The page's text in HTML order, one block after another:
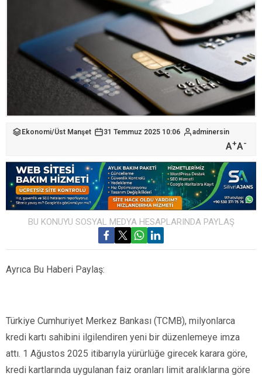
Ekonomi/Üst Manşet 31 Temmuz 2025 10:06 adminersin
A+A-
BU KONUYU SOSYAL MEDYA HESAPLARINDA PAYLAŞ
Ayrıca Bu Haberi Paylaş:
Türkiye Cumhuriyet Merkez Bankası (TCMB), milyonlarca
kredi kartı sahibini ilgilendiren yeni bir düzenlemeye imza
attı. 1 Ağustos 2025 itibarıyla yürürlüğe girecek karara göre,
kredi kartlarında uygulanan faiz oranları limit aralıklarına göre